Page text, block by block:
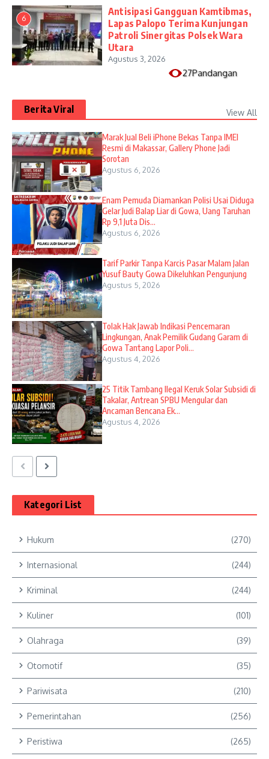
6
Antisipasi Gangguan Kamtibmas,
Lapas Palopo Terima Kunjungan
Patroli Sinergitas Polsek Wara
Utara
Agustus 3, 2026
27Pandangan
Berita Viral View All
​Marak Jual Beli iPhone Bekas Tanpa IMEI
Resmi di Makassar, Gallery Phone Jadi
Sorotan
Agustus 6, 2026
Enam Pemuda Diamankan Polisi Usai Diduga
Gelar Judi Balap Liar di Gowa, Uang Taruhan
Rp 9,1 Juta Dis...
Agustus 6, 2026
Tarif Parkir Tanpa Karcis Pasar Malam Jalan
Yusuf Bauty Gowa Dikeluhkan Pengunjung
Agustus 5, 2026
Tolak Hak Jawab Indikasi Pencemaran
Lingkungan, Anak Pemilik Gudang Garam di
Gowa Tantang Lapor Poli...
Agustus 4, 2026
25 Titik Tambang Ilegal Keruk Solar Subsidi di
Takalar, Antrean SPBU Mengular dan
Ancaman Bencana Ek...
Agustus 4, 2026
Kategori List
Hukum (270)
Internasional (244)
Kriminal (244)
Kuliner (101)
Olahraga (39)
Otomotif (35)
Pariwisata (210)
Pemerintahan (256)
Peristiwa (265)